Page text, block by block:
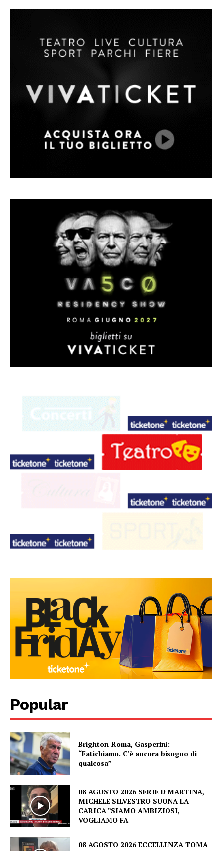
Popular
Brighton-Roma, Gasperini:
“Fatichiamo. C’è ancora bisogno di
qualcosa”
08 AGOSTO 2026 SERIE D MARTINA,
MICHELE SILVESTRO SUONA LA
CARICA ”SIAMO AMBIZIOSI,
VOGLIAMO FA
08 AGOSTO 2026 ECCELLENZA TOMA